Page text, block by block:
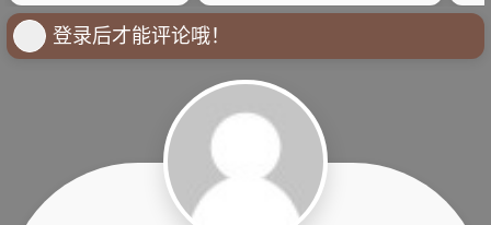
登录后才能评论哦！